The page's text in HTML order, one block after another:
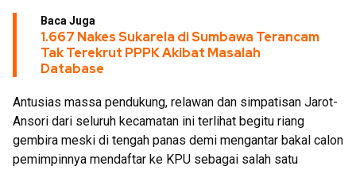
Baca Juga
1.667 Nakes Sukarela di Sumbawa Terancam
Tak Terekrut PPPK Akibat Masalah
Database
Antusias massa pendukung, relawan dan simpatisan Jarot-
Ansori dari seluruh kecamatan ini terlihat begitu riang
gembira meski di tengah panas demi mengantar bakal calon
pemimpinnya mendaftar ke KPU sebagai salah satu